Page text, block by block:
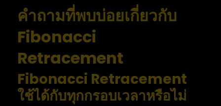
คำถามที่พบบ่อยเกี่ยวกับ
Fibonacci
Retracement
Fibonacci Retracement
ใช้ได้กับทุกกรอบเวลาหรือไม่